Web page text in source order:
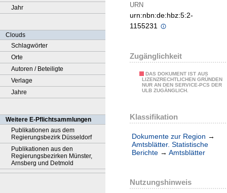
Jahr
Clouds
Schlagwörter
Orte
Autoren / Beteiligte
Verlage
Jahre
Weitere E-Pflichtsammlungen
Publikationen aus dem
Regierungsbezirk Düsseldorf
Publikationen aus den
Regierungsbezirken Münster,
Arnsberg und Detmold
URN
urn:nbn:de:hbz:5:2-
1155231
Zugänglichkeit
DAS DOKUMENT IST AUS
LIZENZRECHTLICHEN GRÜNDEN
NUR AN DEN SERVICE-PCS DER
ULB ZUGÄNGLICH.
Klassifikation
Dokumente zur Region →
Amtsblätter. Statistische
Berichte → Amtsblätter
Nutzungshinweis